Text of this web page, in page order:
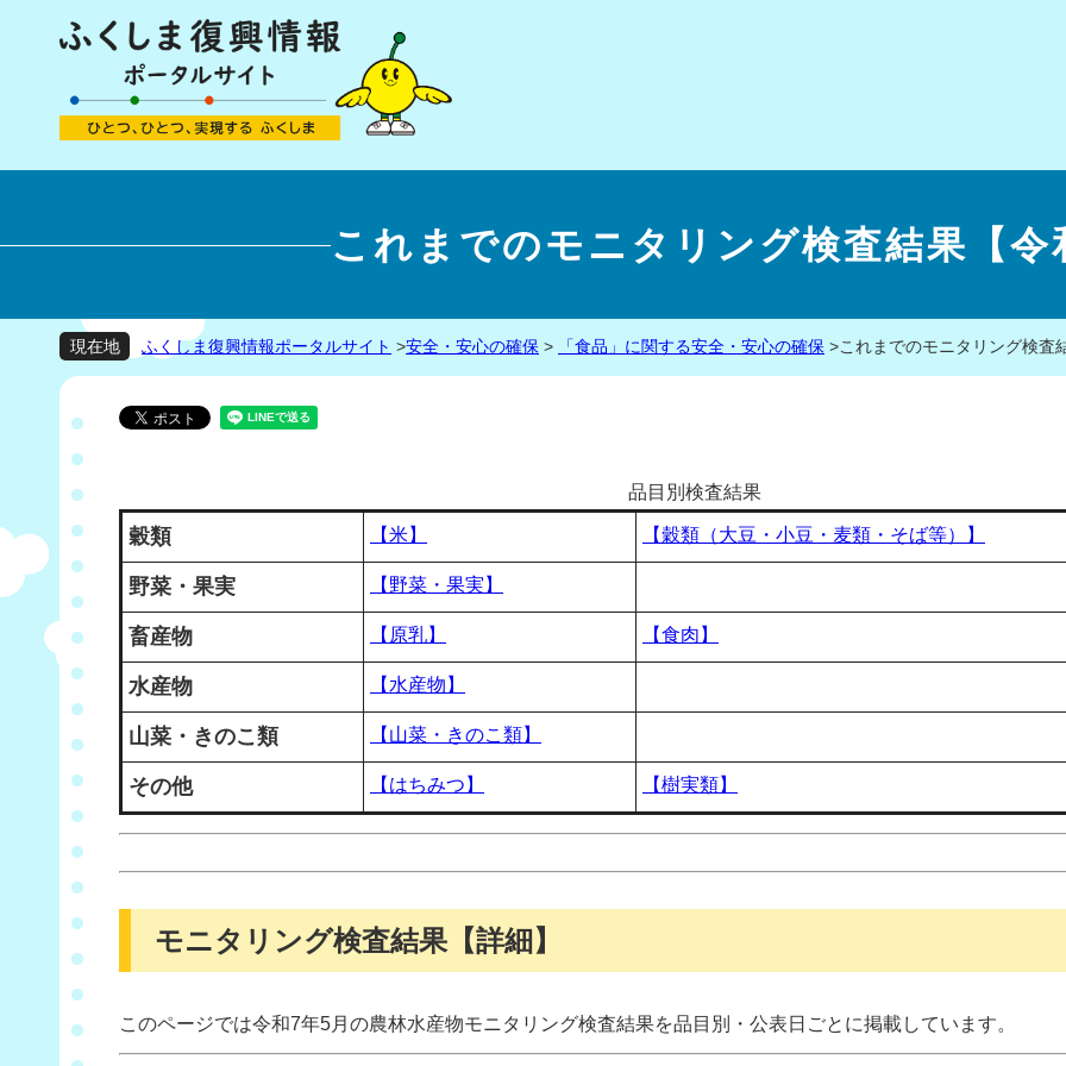
これまでのモニタリング検査結果【令
現在地 ふくしま復興情報ポータルサイト >安全・安心の確保 > 「食品」に関する安全・安心の確保 >これまでのモニタリング検査
品目別検査結果
穀類 【米】 【穀類（大豆・小豆・麦類・そば等）】
野菜・果実 【野菜・果実】
畜産物 【原乳】 【食肉】
水産物 【水産物】
山菜・きのこ類 【山菜・きのこ類】
その他 【はちみつ】 【樹実類】
モニタリング検査結果【詳細】
このページでは令和7年5月の農林水産物モニタリング検査結果を品目別・公表日ごとに掲載しています。